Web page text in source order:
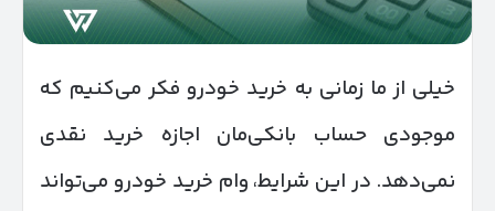
خیلی از ما زمانی به خرید خودرو فکر می‌کنیم که
موجودی حساب بانکی‌مان اجازه خرید نقدی
نمی‌دهد. در این شرایط، وام خرید خودرو می‌تواند